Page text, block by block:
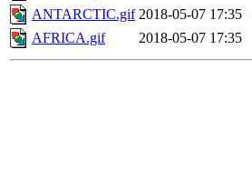
ANTARCTIC.gif 2018-05-07 17:35
AFRICA.gif
2018-05-07 17:35